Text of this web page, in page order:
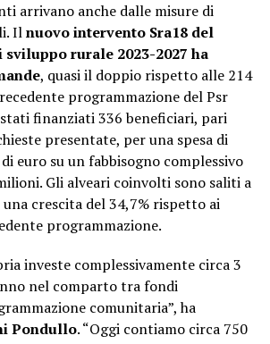
arrivano anche dalle misure di
Ilnuovo intervento Sra18 del
rurale 2023-2027 ha
, quasi il doppio rispetto alle 214
programmazione del Psr
finanziati 336 beneficiari, pari
presentate, per una spesa di
euro su un fabbisogno complessivo
Gli alveari coinvolti sono saliti a
crescita del 34,7% rispetto ai
programmazione.
investe complessivamente circa 3
nel comparto tra fondi
comunitaria”, ha
Pondullo. “Oggi contiamo circa 750